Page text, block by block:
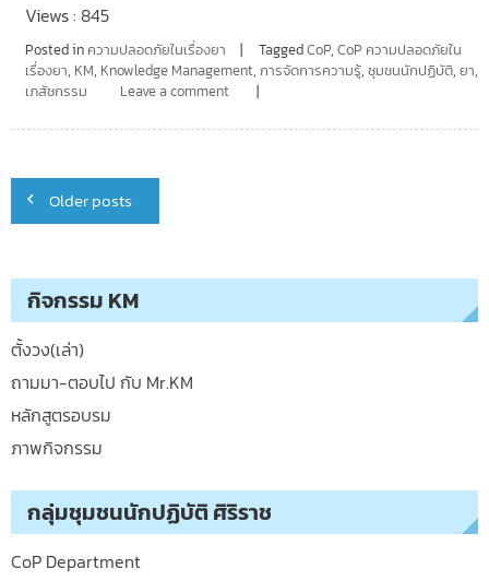
Views : 845
Posted in ความปลอดภัยในเรื่องยา TaggedCoP, CoP ความปลอดภัยใน
เรื่องยา, KM, Knowledge Management, การจัดการความรู้, ชุมชนนักปฏิบัติ, ยา,
เภสัชกรรม
Leave a comment
Posts
navigation
Older posts
กิจกรรม KM
ตั้งวง(เล่า)
ถามมา-ตอบไป กับ Mr.KM
หลักสูตรอบรม
ภาพกิจกรรม
กลุ่มชุมชนนักปฏิบัติ ศิริราช
CoP Department